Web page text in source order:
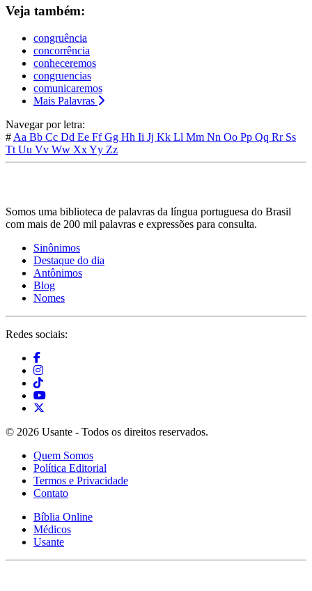
Veja também:
congruência
concorrência
conheceremos
congruencias
comunicaremos
Mais Palavras
Navegar por letra:
# Aa Bb Cc Dd Ee FfGg Hh Ii Jj Kk Ll Mm Nn Oo Pp Qq Rr Ss
Tt Uu Vv Ww XxYy Zz
Somos uma biblioteca de palavras da língua portuguesa do Brasil
com mais de 200 mil palavras e expressões para consulta.
Sinônimos
Destaque do dia
Antônimos
Blog
Nomes
Redes sociais:
© 2026 Usante - Todos os direitos reservados.
Quem Somos
Política Editorial
Termos e Privacidade
Contato
Bíblia Online
Médicos
Usante